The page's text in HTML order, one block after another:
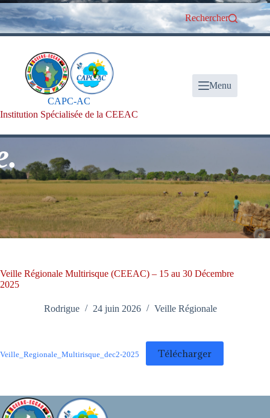
Passer
au
contenu
Rechercher
CAPC-AC
Institution Spécialisée de la CEEAC
Menu
Veille Régionale Multirisque (CEEAC) – 15 au 30 Décembre
2025
Rodrigue 24 juin 2026 Veille Régionale
Veille_Regionale_Multirisque_dec2-2025 Télécharger